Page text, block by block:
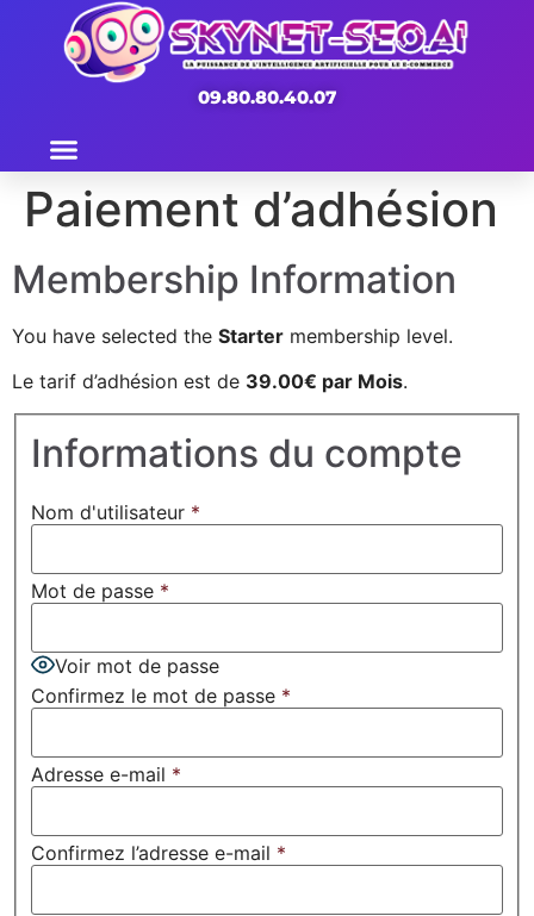
09.80.80.40.07
Paiement d’adhésion
Membership Information
You have selected the Starter membership level.
Le tarif d’adhésion est de 39.00€ par Mois.
Informations du compte
Nom d'utilisateur *
Mot de passe *
Voir mot de passe
Confirmez le mot de passe *
Adresse e-mail *
Confirmez l’adresse e-mail *